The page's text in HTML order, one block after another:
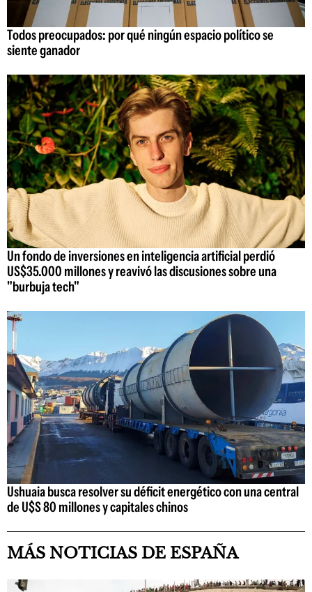
Todos preocupados: por qué ningún espacio político se
siente ganador
Un fondo de inversiones en inteligencia artificial perdió
US$35.000 millones y reavivó las discusiones sobre una
"burbuja tech"
Ushuaia busca resolver su déficit energético con una central
de U$S 80 millones y capitales chinos
MÁS NOTICIAS DE ESPAÑA